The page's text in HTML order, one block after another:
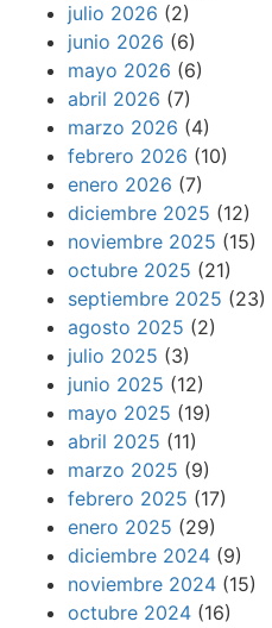
julio 2026 (2)
junio 2026 (6)
mayo 2026 (6)
abril 2026 (7)
marzo 2026 (4)
febrero 2026 (10)
enero 2026 (7)
diciembre 2025 (12)
noviembre 2025 (15)
octubre 2025 (21)
septiembre 2025 (23)
agosto 2025 (2)
julio 2025 (3)
junio 2025 (12)
mayo 2025 (19)
abril 2025 (11)
marzo 2025 (9)
febrero 2025 (17)
enero 2025 (29)
diciembre 2024 (9)
noviembre 2024 (15)
octubre 2024 (16)